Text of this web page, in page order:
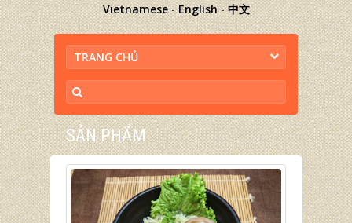
Vietnamese-English-中文
TRANG CHỦ
SẢN PHẨM